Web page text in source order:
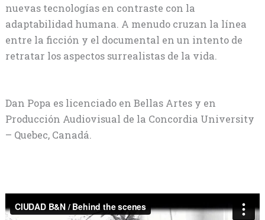
nuevas tecnologías en contraste con la
adaptabilidad humana. A menudo cruzan la línea
entre la ficción y el documental en un intento de
retratar los aspectos surrealistas de la vida.
Dan Popa es licenciado en Bellas Artes y en
Producción Audiovisual de la Concordia University
– Quebec, Canadá.